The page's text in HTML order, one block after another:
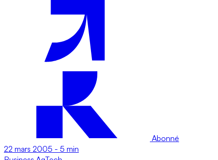
Abonné
22 mars 2005 - 5 min